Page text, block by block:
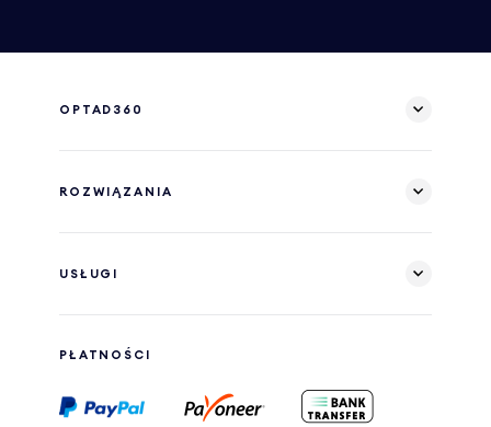
OPTAD360
ROZWIĄZANIA
USŁUGI
PŁATNOŚCI